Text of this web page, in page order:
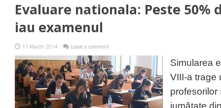
Evaluare nationala: Peste 50%
iau examenul
11 March 2014 Leave a comment
Simularea
VIII-a trage
profesorilor
jumătate